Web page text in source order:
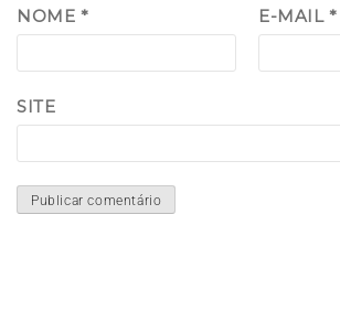
NOME * E-MAIL*
SITE